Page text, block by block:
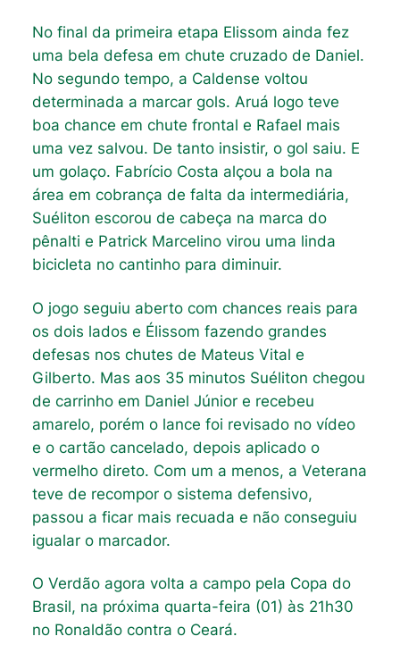
No final da primeira etapa Elissom ainda fez
uma bela defesa em chute cruzado de Daniel.
No segundo tempo, a Caldense voltou
determinada a marcar gols. Aruá logo teve
boa chance em chute frontal e Rafael mais
uma vez salvou. De tanto insistir, o gol saiu. E
um golaço. Fabrício Costa alçou a bola na
área em cobrança de falta da intermediária,
Suéliton escorou de cabeça na marca do
pênalti e Patrick Marcelino virou uma linda
bicicleta no cantinho para diminuir.
O jogo seguiu aberto com chances reais para
os dois lados e Élissom fazendo grandes
defesas nos chutes de Mateus Vital e
Gilberto. Mas aos 35 minutos Suéliton chegou
de carrinho em Daniel Júnior e recebeu
amarelo, porém o lance foi revisado no vídeo
e o cartão cancelado, depois aplicado o
vermelho direto. Com um a menos, a Veterana
teve de recompor o sistema defensivo,
passou a ficar mais recuada e não conseguiu
igualar o marcador.
O Verdão agora volta a campo pela Copa do
Brasil, na próxima quarta-feira (01) às 21h30
no Ronaldão contra o Ceará.